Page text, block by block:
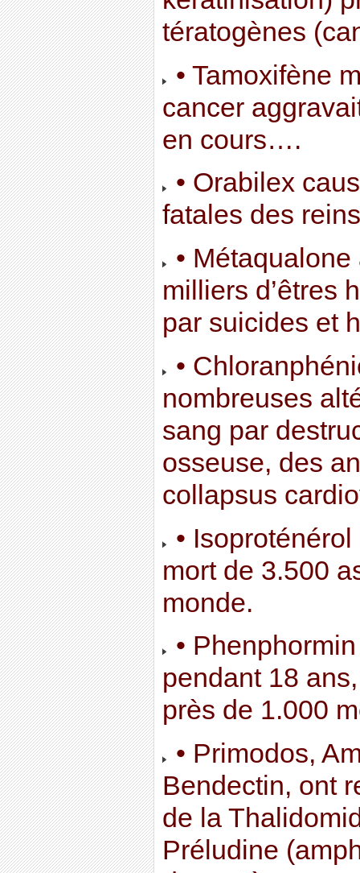
tératogènes
• Tamoxifène
cancer
en cours….
• Orabilex
fatales des
•
milliers d’êtres
par suicides et
•
nombreuses
sang par
osseuse, des
collapsus
•
mort de 3.500
monde.
•
pendant 18
près de 1.000
• Primodos,
Bendectin, ont
de la
Préludine